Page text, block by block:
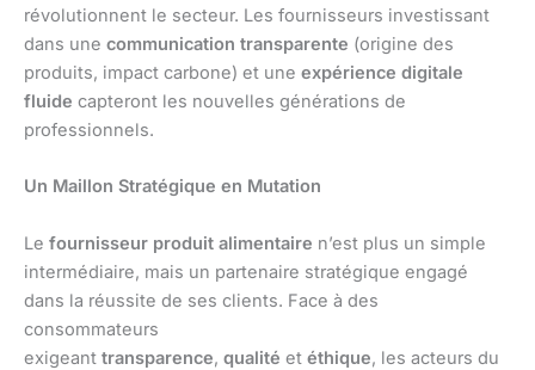
révolutionnent le secteur. Les fournisseurs investissant
dans une communication transparente (origine des
produits, impact carbone) et une expérience digitale
fluide capteront les nouvelles générations de
professionnels.
Un Maillon Stratégique en Mutation
Le fournisseur produit alimentaire n’est plus un simple
intermédiaire, mais un partenaire stratégique engagé
dans la réussite de ses clients. Face à des
consommateurs
exigeant transparence, qualité et éthique, les acteurs du